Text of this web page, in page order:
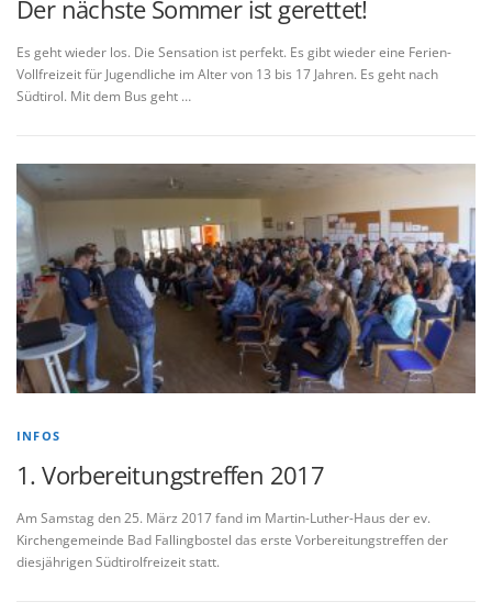
Der nächste Sommer ist gerettet!
Es geht wieder los. Die Sensation ist perfekt. Es gibt wieder eine Ferien-
Vollfreizeit für Jugendliche im Alter von 13 bis 17 Jahren. Es geht nach
Südtirol. Mit dem Bus geht …
INFOS
1. Vorbereitungstreffen 2017
Am Samstag den 25. März 2017 fand im Martin-Luther-Haus der ev.
Kirchengemeinde Bad Fallingbostel das erste Vorbereitungstreffen der
diesjährigen Südtirolfreizeit statt.